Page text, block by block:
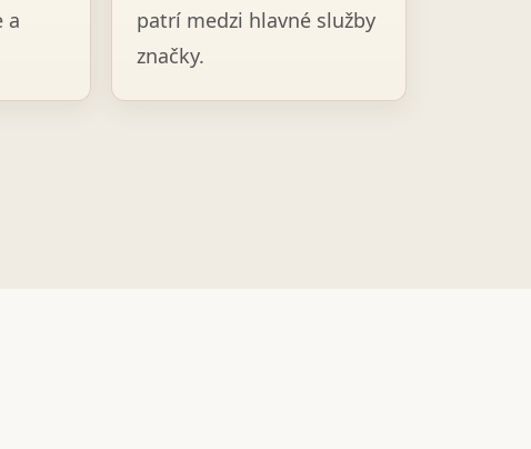
a
patrí medzi hlavné služby
značky.